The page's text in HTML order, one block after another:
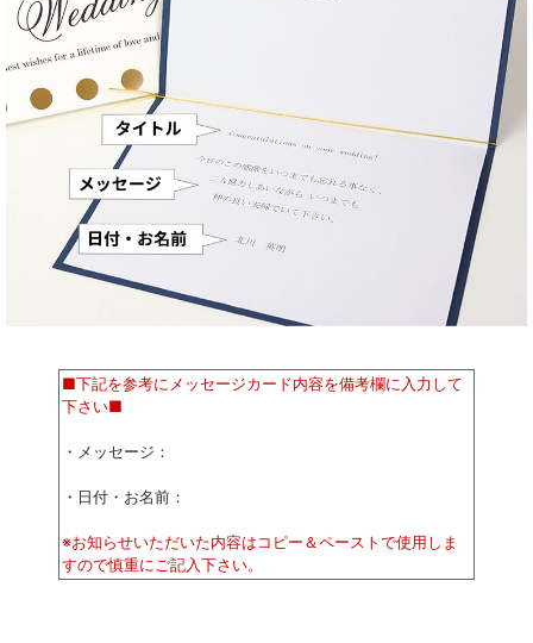
■下記を参考にメッセージカード内容を備考欄に入力して
下さい■
・メッセージ：
・日付・お名前：
※お知らせいただいた内容はコピー＆ペーストで使用しま
すので慎重にご記入下さい。